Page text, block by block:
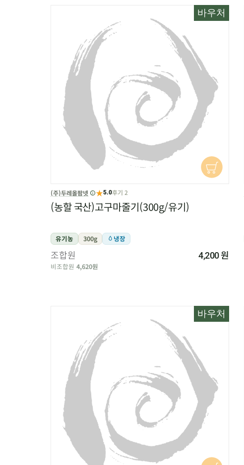
바우처
(주)두레올팜넷 ★5.0후기 2
(농할 국산)고구마줄기(300g/유기)
유기농 300g 냉장
조합원 4,200원
비조합원 4,620원
바우처